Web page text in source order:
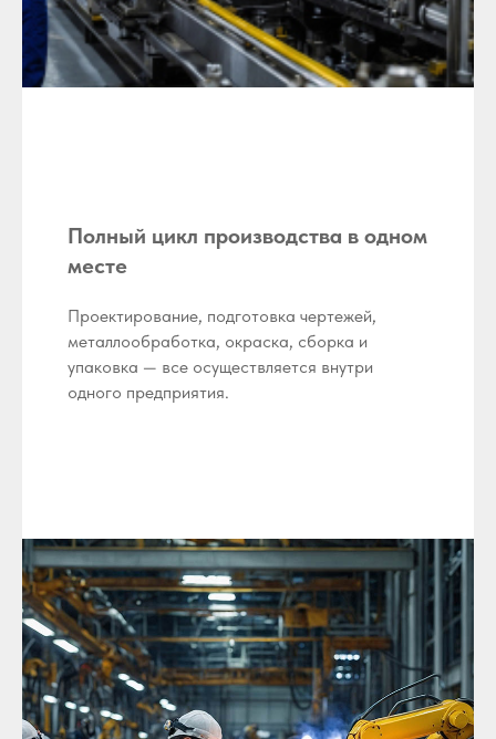
Полный цикл производства в одном
месте
Проектирование, подготовка чертежей,
металлообработка, окраска, сборка и
упаковка — все осуществляется внутри
одного предприятия.